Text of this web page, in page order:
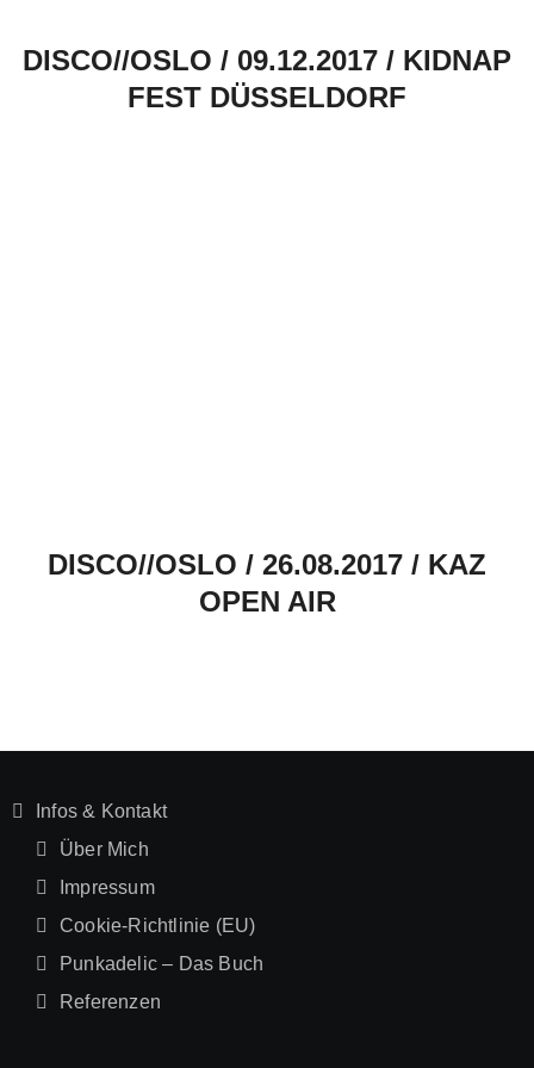
DISCO//OSLO / 09.12.2017 / KIDNAP
FEST DÜSSELDORF
DISCO//OSLO / 26.08.2017 / KAZ
OPEN AIR
Infos & Kontakt
Über Mich
Impressum
Cookie-Richtlinie (EU)
Punkadelic – Das Buch
Referenzen